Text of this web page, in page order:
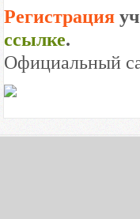
Регистрация
ссылке.
Официальный